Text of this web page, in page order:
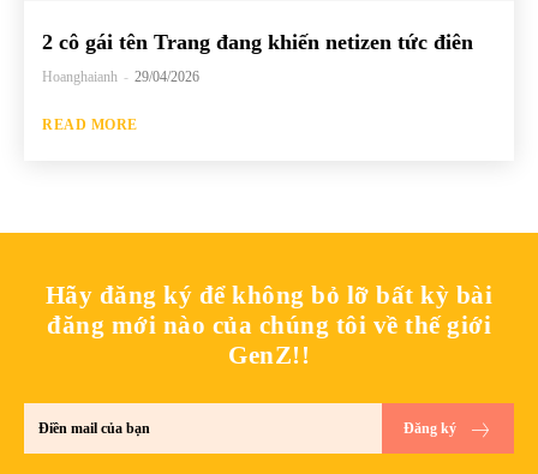
2 cô gái tên Trang đang khiến netizen tức điên
Hoanghaianh - 29/04/2026
READ MORE
Hãy đăng ký để không bỏ lỡ bất kỳ bài
đăng mới nào của chúng tôi về thế giới
GenZ!!
Đăng ký